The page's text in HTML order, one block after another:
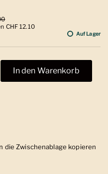
CHF 12.10
Auf Lager
In den Warenkorb
die Zwischenablage kopieren